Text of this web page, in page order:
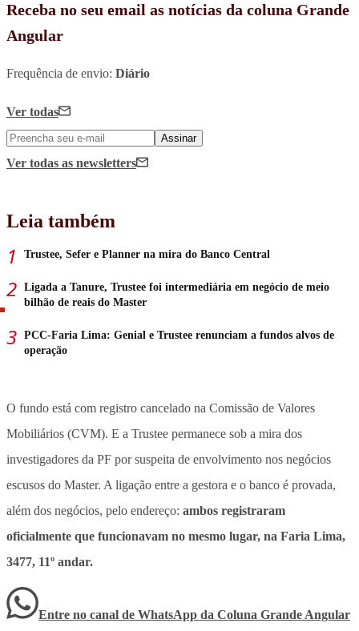
Receba no seu email as notícias da coluna Grande
Angular
Frequência de envio: Diário
Ver todas
Assinar
Ver todas as newsletters
Leia também
Trustee, Sefer e Planner na mira do Banco Central
Ligada a Tanure, Trustee foi intermediária em negócio de meio
bilhão de reais do Master
PCC-Faria Lima: Genial e Trustee renunciam a fundos alvos de
operação
O fundo está com registro cancelado na Comissão de Valores
Mobiliários (CVM). E a Trustee permanece sob a mira dos
investigadores da PF por suspeita de envolvimento nos negócios
escusos do Master. A ligação entre a gestora e o banco é provada,
além dos negócios, pelo endereço: ambos registraram
oficialmente que funcionavam no mesmo lugar, na Faria Lima,
3477, 11º andar.
Entre no canal de WhatsApp da Coluna Grande Angular